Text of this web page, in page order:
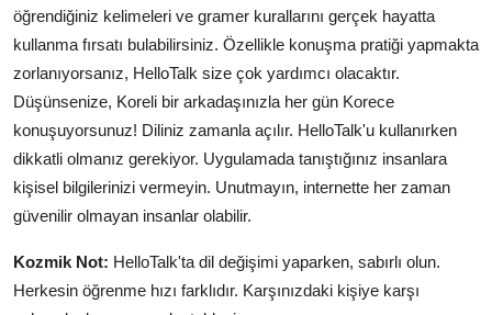
öğrendiğiniz kelimeleri ve gramer kurallarını gerçek hayatta
kullanma fırsatı bulabilirsiniz. Özellikle konuşma pratiği yapmakta
zorlanıyorsanız, HelloTalk size çok yardımcı olacaktır.
Düşünsenize, Koreli bir arkadaşınızla her gün Korece
konuşuyorsunuz! Diliniz zamanla açılır. HelloTalk'u kullanırken
dikkatli olmanız gerekiyor. Uygulamada tanıştığınız insanlara
kişisel bilgilerinizi vermeyin. Unutmayın, internette her zaman
güvenilir olmayan insanlar olabilir.
Kozmik Not: HelloTalk'ta dil değişimi yaparken, sabırlı olun.
Herkesin öğrenme hızı farklıdır. Karşınızdaki kişiye karşı